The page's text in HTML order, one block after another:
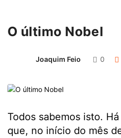
O último Nobel
Joaquim Feio 0
Todos sabemos isto.
que, no início do mês